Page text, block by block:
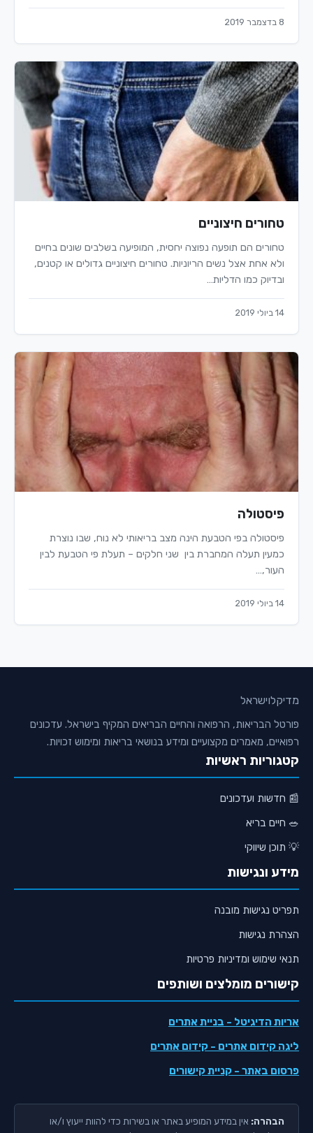
8 בדצמבר 2019
טחורים חיצוניים
טחורים הם תופעה נפוצה יחסית, המופיעה בשלבים שונים בחיים
ולא אחת אצל נשים הריוניות. טחורים חיצוניים גדולים או קטנים,
ובדיוק כמו הדליות…
14 ביולי 2019
פיסטולה
פיסטולה בפי הטבעת הינה מצב בריאותי לא נוח, שבו נוצרת
כמעין תעלה המחברת בין שני חלקים – תעלת פי הטבעת לבין
העור,…
14 ביולי 2019
מדיקלוישראל
פורטל הבריאות, הרפואה והחיים הבריאים המקיף בישראל. עדכונים
רפואיים, מאמרים מקצועיים ומידע בנושאי בריאות ומימוש זכויות.
קטגוריות ראשיות
📰 חדשות ועדכונים
🥗 חיים בריא
💡 תוכן שיווקי
מידע ונגישות
תפריט נגישות מובנה
הצהרת נגישות
תנאי שימוש ומדיניות פרטיות
קישורים מומלצים ושותפים
אריות הדיגיטל - בניית אתרים
ליגה קידום אתרים - קידום אתרים
פרסום באתר - קניית קישורים
הבהרה: אין במידע המופיע באתר או בשירות כדי להוות ייעוץ ו/או